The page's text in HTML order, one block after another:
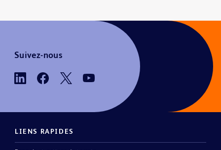
Suivez-nous
LIENS RAPIDES